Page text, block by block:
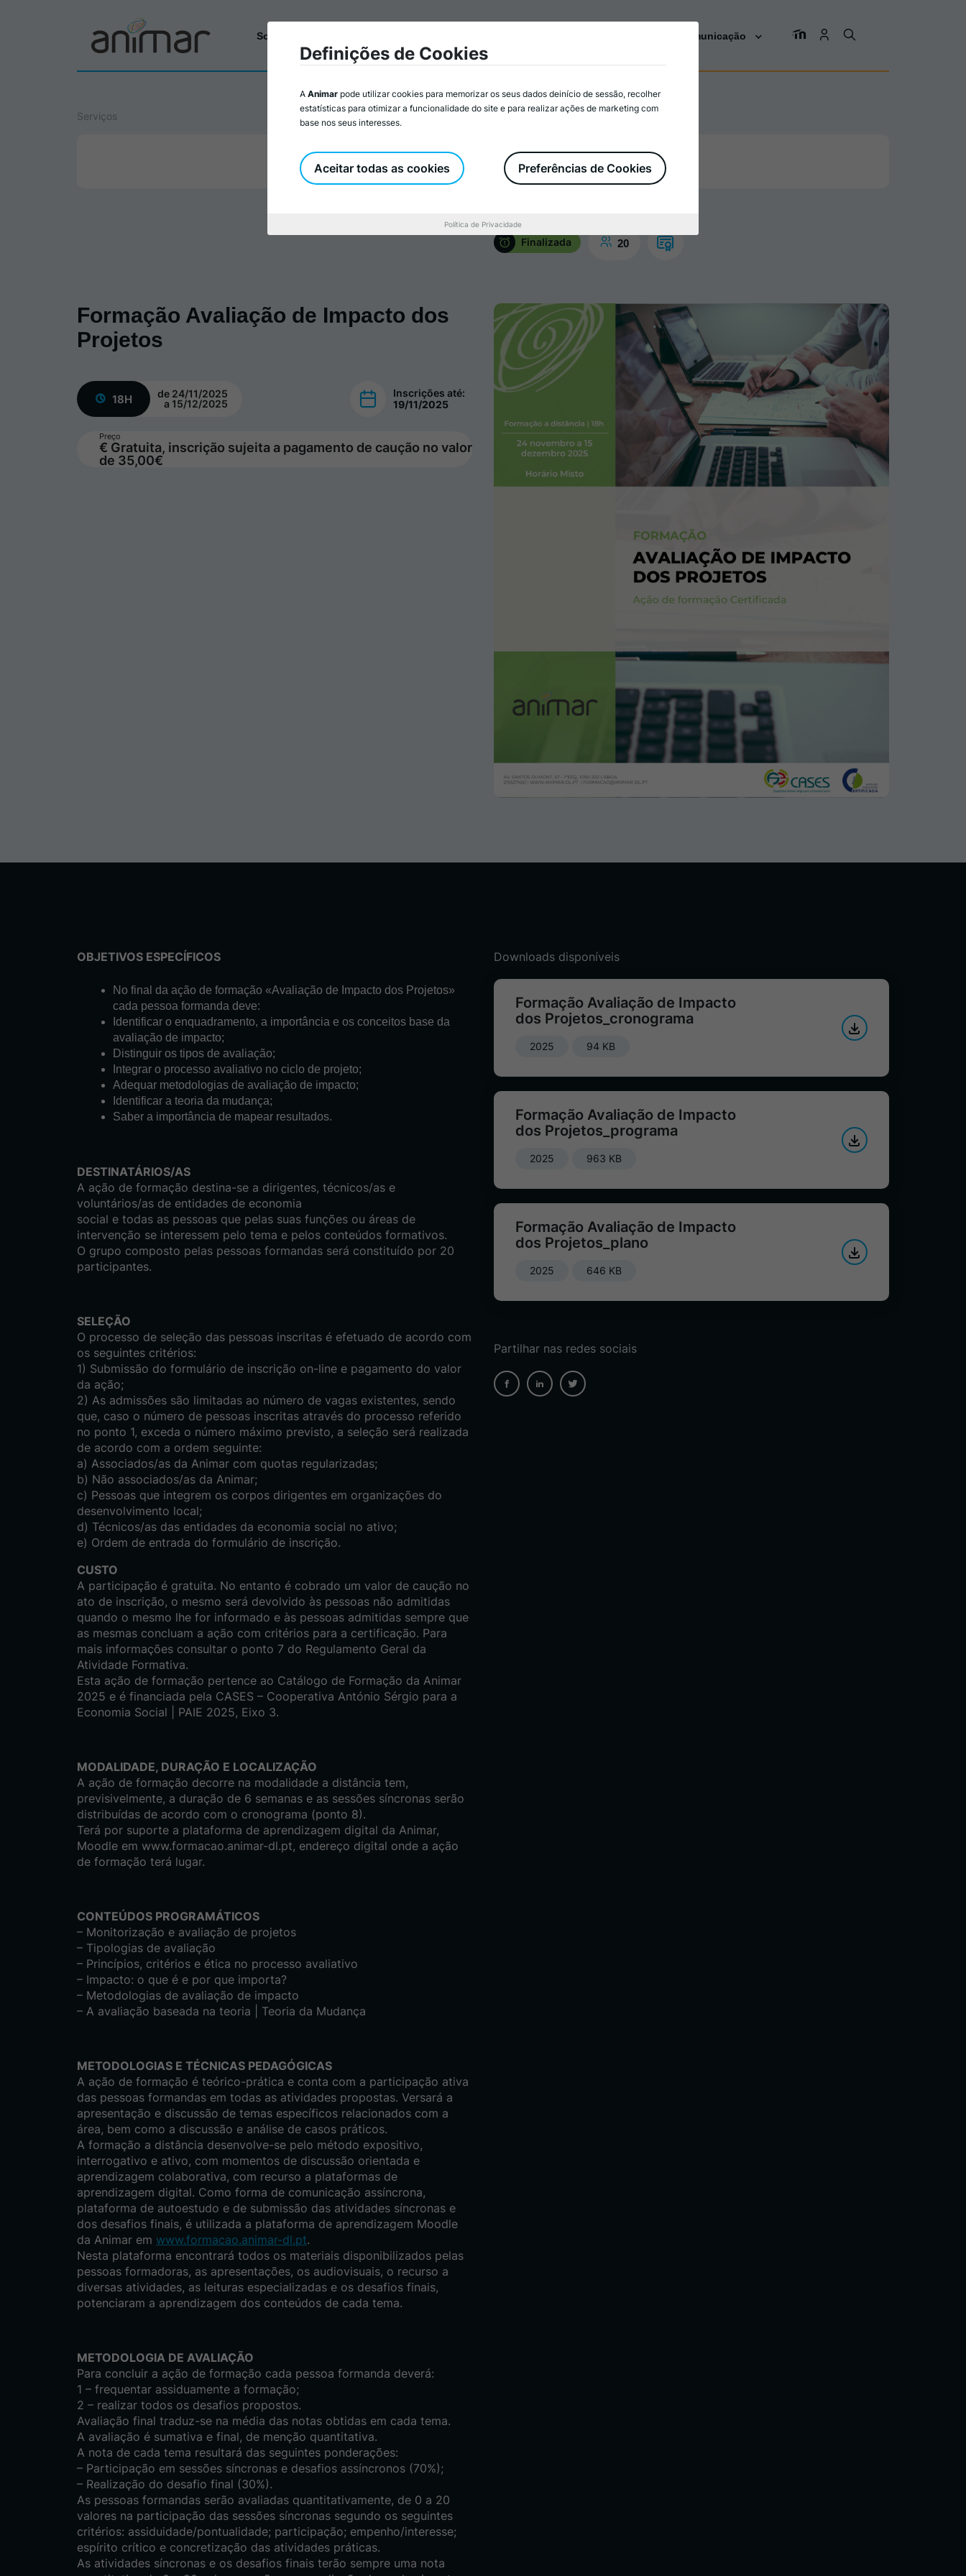
Sobre a Animar Comunicação
Serviços
Formação Prestação de Serviços
Finalizada 20
Formação Avaliação de Impacto dos
Projetos
18H
de 24/11/2025
a 15/12/2025
Inscrições até:
19/11/2025
Preço
€ Gratuita, inscrição sujeita a pagamento de caução no valor
de 35,00€
OBJETIVOS ESPECÍFICOS
No final da ação de formação «Avaliação de Impacto dos Projetos»
cada pessoa formanda deve:
Identificar o enquadramento, a importância e os conceitos base da
avaliação de impacto;
Distinguir os tipos de avaliação;
Integrar o processo avaliativo no ciclo de projeto;
Adequar metodologias de avaliação de impacto;
Identificar a teoria da mudança;
Saber a importância de mapear resultados.
DESTINATÁRIOS/AS
A ação de formação destina-se a dirigentes, técnicos/as e
voluntários/as de entidades de economia
social e todas as pessoas que pelas suas funções ou áreas de
intervenção se interessem pelo tema e pelos conteúdos formativos.
O grupo composto pelas pessoas formandas será constituído por 20
participantes.
SELEÇÃO
O processo de seleção das pessoas inscritas é efetuado de acordo com
os seguintes critérios:
1) Submissão do formulário de inscrição on-line e pagamento do valor
da ação;
2) As admissões são limitadas ao número de vagas existentes, sendo
que, caso o número de pessoas inscritas através do processo referido
no ponto 1, exceda o número máximo previsto, a seleção será realizada
de acordo com a ordem seguinte:
a) Associados/as da Animar com quotas regularizadas;
b) Não associados/as da Animar;
c) Pessoas que integrem os corpos dirigentes em organizações do
desenvolvimento local;
d) Técnicos/as das entidades da economia social no ativo;
e) Ordem de entrada do formulário de inscrição.
CUSTO
A participação é gratuita. No entanto é cobrado um valor de caução no
ato de inscrição, o mesmo será devolvido às pessoas não admitidas
quando o mesmo lhe for informado e às pessoas admitidas sempre que
as mesmas concluam a ação com critérios para a certificação. Para
mais informações consultar o ponto 7 do Regulamento Geral da
Atividade Formativa.
Esta ação de formação pertence ao Catálogo de Formação da Animar
2025 e é financiada pela CASES – Cooperativa António Sérgio para a
Economia Social | PAIE 2025, Eixo 3.
MODALIDADE, DURAÇÃO E LOCALIZAÇÃO
A ação de formação decorre na modalidade a distância tem,
previsivelmente, a duração de 6 semanas e as sessões síncronas serão
distribuídas de acordo com o cronograma (ponto 8).
Terá por suporte a plataforma de aprendizagem digital da Animar,
Moodle em www.formacao.animar-dl.pt, endereço digital onde a ação
de formação terá lugar.
CONTEÚDOS PROGRAMÁTICOS
– Monitorização e avaliação de projetos
– Tipologias de avaliação
– Princípios, critérios e ética no processo avaliativo
– Impacto: o que é e por que importa?
– Metodologias de avaliação de impacto
– A avaliação baseada na teoria | Teoria da Mudança
METODOLOGIAS E TÉCNICAS PEDAGÓGICAS
A ação de formação é teórico-prática e conta com a participação ativa
das pessoas formandas em todas as atividades propostas. Versará a
apresentação e discussão de temas específicos relacionados com a
área, bem como a discussão e análise de casos práticos.
A formação a distância desenvolve-se pelo método expositivo,
interrogativo e ativo, com momentos de discussão orientada e
aprendizagem colaborativa, com recurso a plataformas de
aprendizagem digital. Como forma de comunicação assíncrona,
plataforma de autoestudo e de submissão das atividades síncronas e
dos desafios finais, é utilizada a plataforma de aprendizagem Moodle
da Animar em www.formacao.animar-dl.pt.
Nesta plataforma encontrará todos os materiais disponibilizados pelas
pessoas formadoras, as apresentações, os audiovisuais, o recurso a
diversas atividades, as leituras especializadas e os desafios finais,
potenciaram a aprendizagem dos conteúdos de cada tema.
METODOLOGIA DE AVALIAÇÃO
Para concluir a ação de formação cada pessoa formanda deverá:
1 – frequentar assiduamente a formação;
2 – realizar todos os desafios propostos.
Avaliação final traduz-se na média das notas obtidas em cada tema.
A avaliação é sumativa e final, de menção quantitativa.
A nota de cada tema resultará das seguintes ponderações:
– Participação em sessões síncronas e desafios assíncronos (70%);
– Realização do desafio final (30%).
As pessoas formandas serão avaliadas quantitativamente, de 0 a 20
valores na participação das sessões síncronas segundo os seguintes
critérios: assiduidade/pontualidade; participação; empenho/interesse;
espírito crítico e concretização das atividades práticas.
As atividades síncronas e os desafios finais terão sempre uma nota
Downloads disponíveis
Formação Avaliação de Impacto
dos Projetos_cronograma
2025 94 KB
Formação Avaliação de Impacto
dos Projetos_programa
2025 963 KB
Formação Avaliação de Impacto
dos Projetos_plano
2025 646 KB
Partilhar nas redes sociais
Definições de Cookies
A Animar pode utilizar cookies para memorizar os seus dados deinício de sessão, recolher
estatísticas para otimizar a funcionalidade do site e para realizar ações de marketing com
base nos seus interesses.
Preferências de Cookies
Aceitar todas as cookies
Política de Privacidade